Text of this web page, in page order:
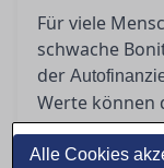
Alle Cookies
Für viele
schwache
der
Werte können
einschränken
diesem Artikel